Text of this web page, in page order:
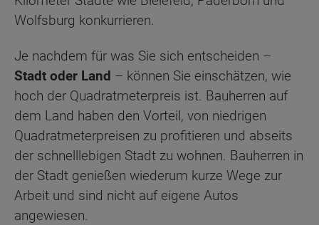
Wolfsburg konkurrieren.
Je nachdem für was Sie sich entscheiden –
Stadt oder Land – können Sie einschätzen, wie
hoch der Quadratmeterpreis ist. Bauherren auf
dem Land haben den Vorteil, von niedrigen
Quadratmeterpreisen zu profitieren und abseits
der schnelllebigen Stadt zu wohnen. Bauherren in
der Stadt genießen wiederum kurze Wege zur
Arbeit und sind nicht auf eigene Autos
angewiesen.